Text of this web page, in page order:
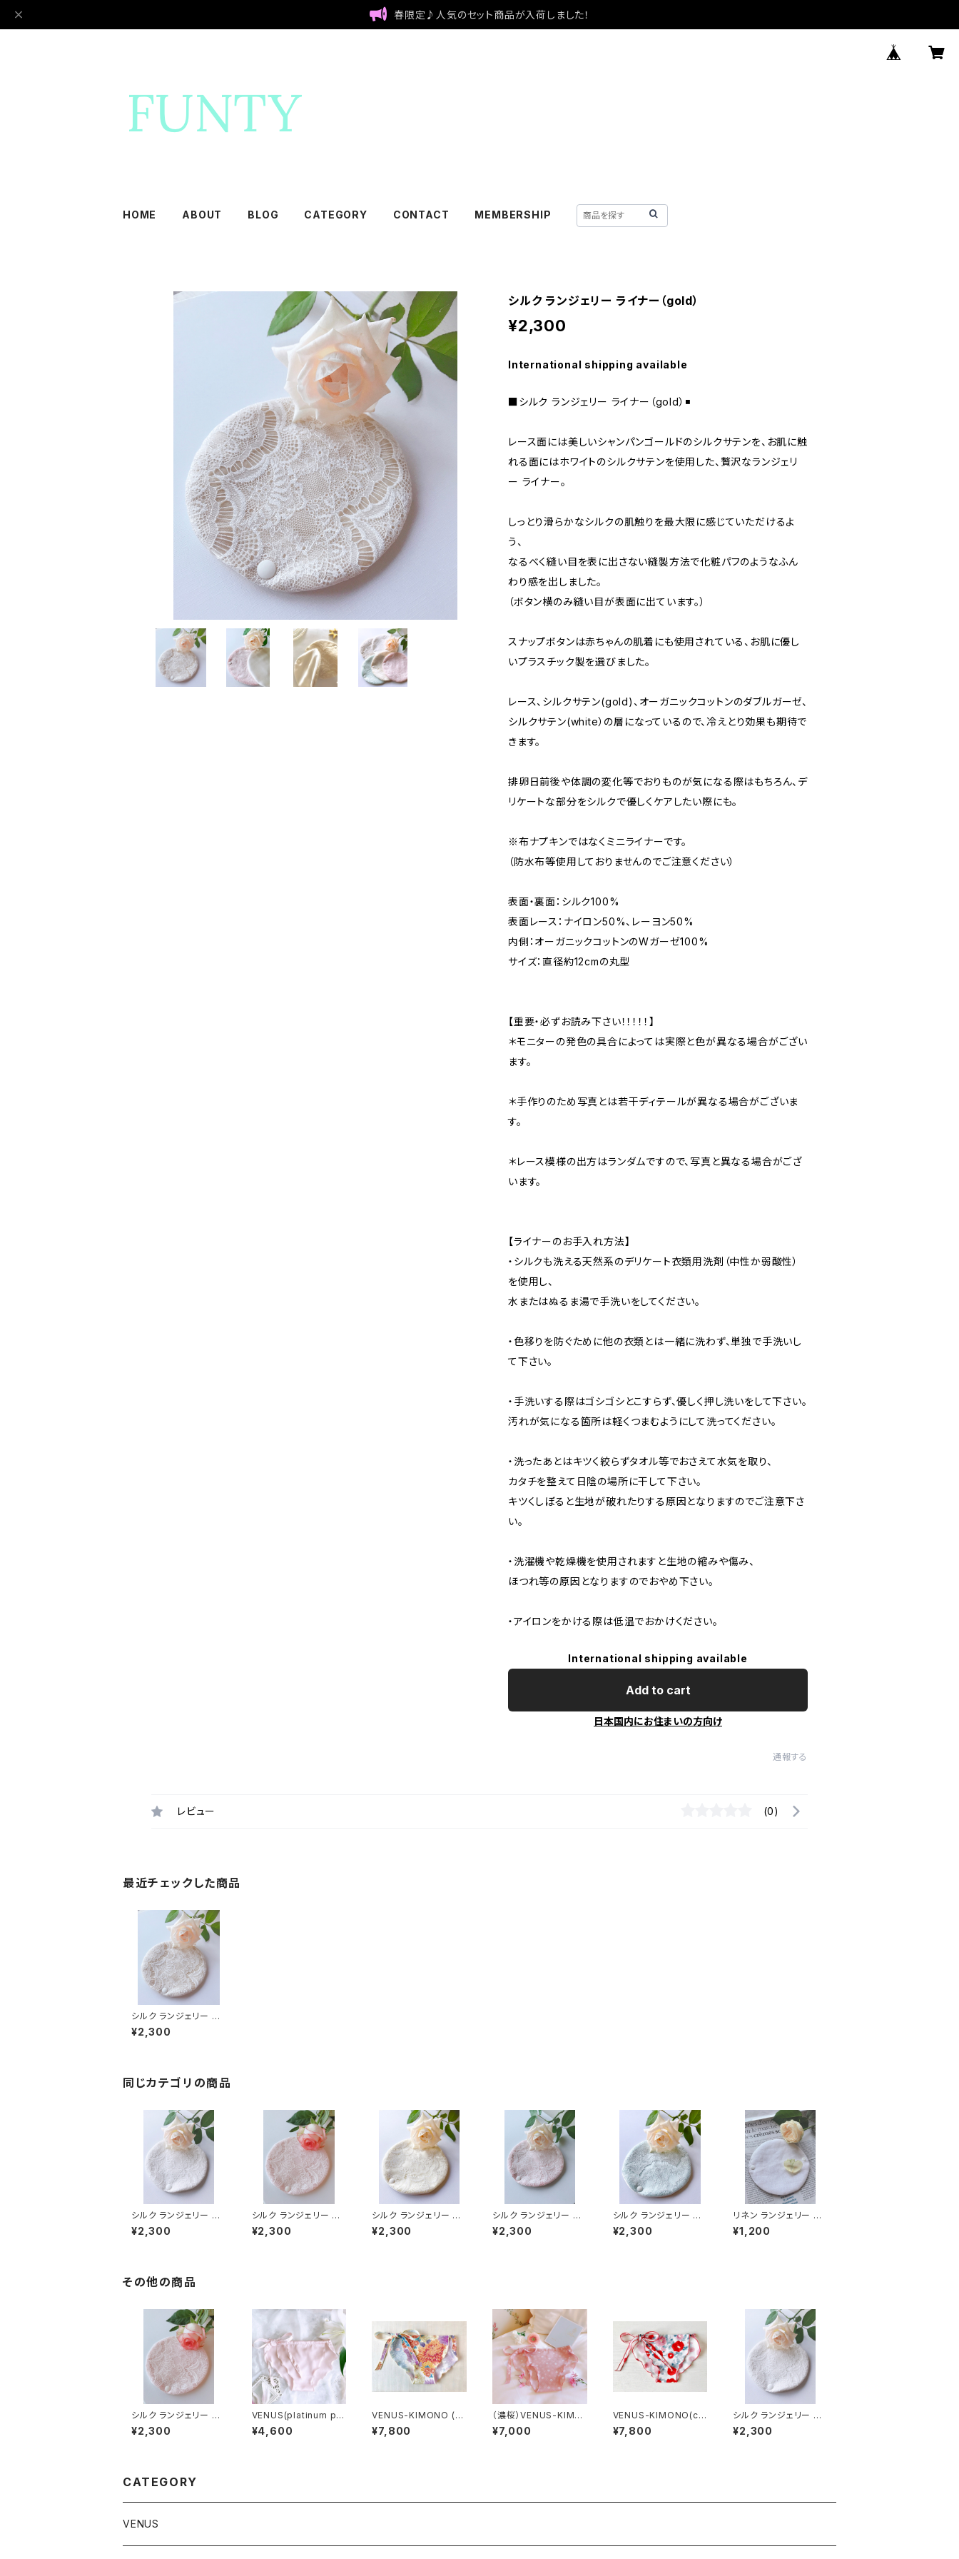
春限定♪人気のセット商品が入荷しました！
HOME ABOUT BLOG CATEGORY CONTACT MEMBERSHIP
シルク ランジェリー ライナー（gold）
¥2,300
International shipping available
■シルク ランジェリー ライナー（gold）◾️
レース面には美しいシャンパンゴールドのシルクサテンを、お肌に触
れる面にはホワイトのシルクサテンを使用した、贅沢なランジェリ
ー ライナー。
しっとり滑らかなシルクの肌触りを最大限に感じていただけるよ
う、
なるべく縫い目を表に出さない縫製方法で化粧パフのようなふん
わり感を出しました。
（ボタン横のみ縫い目が表面に出ています。）
スナップボタンは赤ちゃんの肌着にも使用されている、お肌に優し
いプラスチック製を選びました。
レース、シルクサテン(gold)、オーガニックコットンのダブルガーゼ、
シルクサテン(white）の層になっているので、冷えとり効果も期待で
きます。
排卵日前後や体調の変化等でおりものが気になる際はもちろん、デ
リケートな部分をシルクで優しくケアしたい際にも。
※布ナプキンではなくミニライナーです。
（防水布等使用しておりませんのでご注意ください）
表面・裏面：シルク100%
表面レース：ナイロン50%、レーヨン50%
内側：オーガニックコットンのWガーゼ100%
サイズ：直径約12cmの丸型
【重要・必ずお読み下さい！！！！！】
＊モニターの発色の具合によっては実際と色が異なる場合がござい
ます。
＊手作りのため写真とは若干ディテールが異なる場合がございま
す。
＊レース模様の出方はランダムですので、写真と異なる場合がござ
います。
【ライナーのお手入れ方法】
・シルクも洗える天然系のデリケート衣類用洗剤（中性か弱酸性）
を使用し、
水またはぬるま湯で手洗いをしてください。
・色移りを防ぐために他の衣類とは一緒に洗わず、単独で手洗いし
て下さい。
・手洗いする際はゴシゴシとこすらず、優しく押し洗いをして下さい。
汚れが気になる箇所は軽くつまむようにして洗ってください。
・洗ったあとはキツく絞らずタオル等でおさえて水気を取り、
カタチを整えて日陰の場所に干して下さい。
キツくしぼると生地が破れたりする原因となりますのでご注意下さ
い。
・洗濯機や乾燥機を使用されますと生地の縮みや傷み、
ほつれ等の原因となりますのでおやめ下さい。
・アイロンをかける際は低温でおかけください。
International shipping available
Add to cart
日本国内にお住まいの方向け
通報する
レビュー (0)
最近チェックした商品
シルク ランジェリー ラ
イナー（gold）
¥2,300
同じカテゴリの商品
シルク ランジェリー ラ
イナー（white）
¥2,300
シルク ランジェリー ラ
イナー（pink）
¥2,300
シルク ランジェリー ラ
イナー（yellow）
¥2,300
シルク ランジェリー ラ
イナー（platinum pin
k）
¥2,300
シルク ランジェリー ラ
イナー（mint）
¥2,300
リネン ランジェリー ラ
イナー（white）
¥1,200
その他の商品
シルク ランジェリー ラ
イナー（pink）
¥2,300
VENUS(platinum pin
k)／シルク100%
¥4,600
VENUS-KIMONO (ki
ku-elegant)
¥7,800
（濃桜）VENUS-KIMO
NO
¥7,000
VENUS-KIMONO(ca
mellia)
¥7,800
シルク ランジェリー ラ
イナー（white）
¥2,300
CATEGORY
VENUS